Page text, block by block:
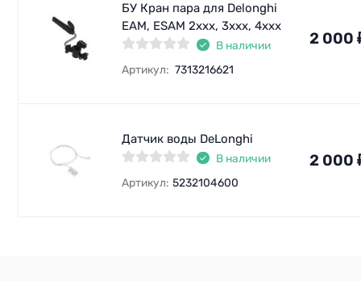
БУ Кран пара для Delonghi
EAM, ESAM 2xxx, 3xxx, 4xxx
В наличии
Артикул: 7313216621
2 000
Датчик воды DeLonghi
В наличии
Артикул: 5232104600
2 000